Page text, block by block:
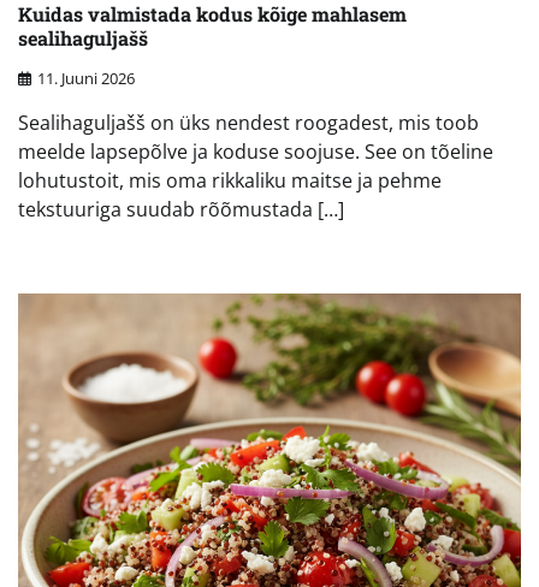
Kuidas valmistada kodus kõige mahlasem
sealihaguljašš
11. Juuni 2026
Sealihaguljašš on üks nendest roogadest, mis toob
meelde lapsepõlve ja koduse soojuse. See on tõeline
lohutustoit, mis oma rikkaliku maitse ja pehme
tekstuuriga suudab rõõmustada […]